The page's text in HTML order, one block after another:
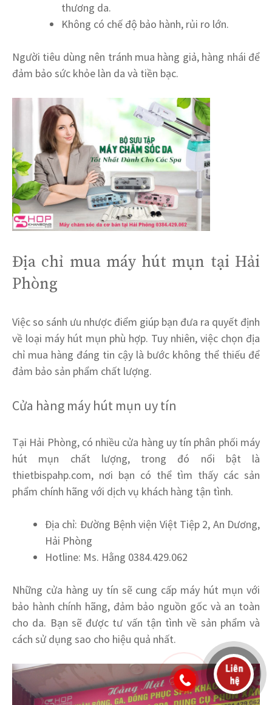
thương da.
Không có chế độ bảo hành, rủi ro lớn.
Người tiêu dùng nên tránh mua hàng giả, hàng nhái để
đảm bảo sức khỏe làn da và tiền bạc.
Địa chỉ mua máy hút mụn tại Hải
Phòng
Việc so sánh ưu nhược điểm giúp bạn đưa ra quyết định
về loại máy hút mụn phù hợp. Tuy nhiên, việc chọn địa
chỉ mua hàng đáng tin cậy là bước không thể thiếu để
đảm bảo sản phẩm chất lượng.
Cửa hàng máy hút mụn uy tín
Tại Hải Phòng, có nhiều cửa hàng uy tín phân phối máy
hút mụn chất lượng, trong đó nổi bật là
thietbispahp.com, nơi bạn có thể tìm thấy các sản
phẩm chính hãng với dịch vụ khách hàng tận tình.
Địa chỉ: Đường Bệnh viện Việt Tiệp 2, An Dương,
Hải Phòng
Hotline: Ms. Hằng 0384.429.062
Những cửa hàng uy tín sẽ cung cấp máy hút mụn với
bảo hành chính hãng, đảm bảo nguồn gốc và an toàn
cho da. Bạn sẽ được tư vấn tận tình về sản phẩm và
cách sử dụng sao cho hiệu quả nhất.